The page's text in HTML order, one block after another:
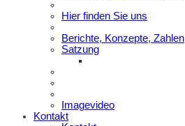
Hier finden Sie uns
Berichte, Konzepte, Zahlen
Satzung
Imagevideo
Kontakt